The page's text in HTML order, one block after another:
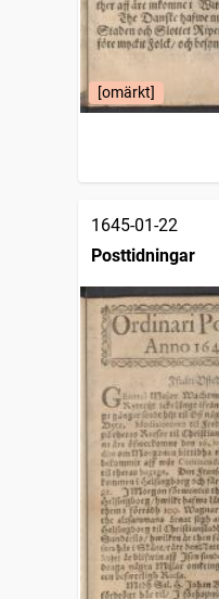
[omärkt]
1645-01-22
Posttidningar